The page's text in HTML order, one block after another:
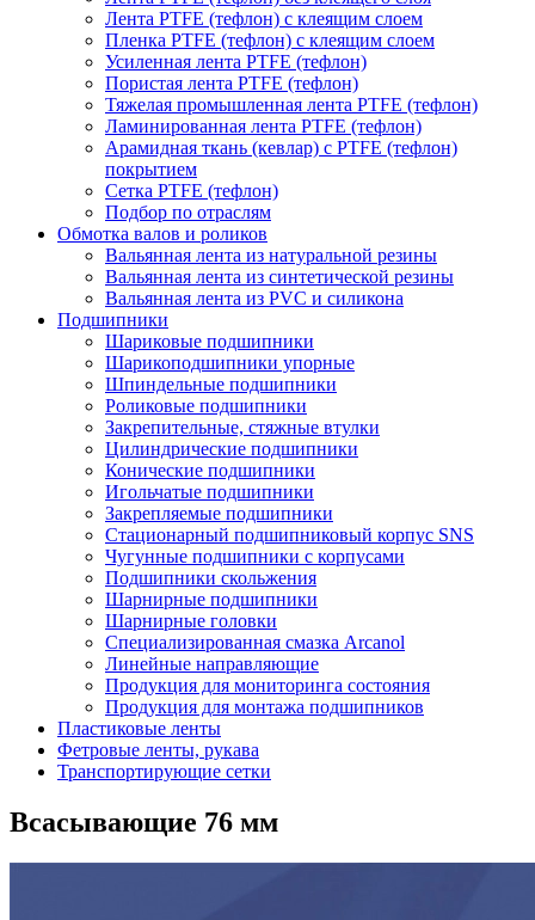
Лента PTFE (тефлон) с клеящим слоем
Пленка PTFE (тефлон) с клеящим слоем
Усиленная лента PTFE (тефлон)
Пористая лента PTFE (тефлон)
Тяжелая промышленная лента PTFE (тефлон)
Ламинированная лента PTFE (тефлон)
Арамидная ткань (кевлар) с PTFE (тефлон)
покрытием
Сетка PTFE (тефлон)
Подбор по отраслям
Обмотка валов и роликов
Вальянная лента из натуральной резины
Вальянная лента из синтетической резины
Вальянная лента из PVC и силикона
Подшипники
Шариковые подшипники
Шарикоподшипники упорные
Шпиндельные подшипники
Роликовые подшипники
Закрепительные, стяжные втулки
Цилиндрические подшипники
Конические подшипники
Игольчатые подшипники
Закрепляемые подшипники
Стационарный подшипниковый корпус SNS
Чугунные подшипники с корпусами
Подшипники скольжения
Шарнирные подшипники
Шарнирные головки
Специализированная смазка Arcanol
Линейные направляющие
Продукция для мониторинга состояния
Продукция для монтажа подшипников
Пластиковые ленты
Фетровые ленты, рукава
Транспортирующие сетки
Всасывающие 76 мм